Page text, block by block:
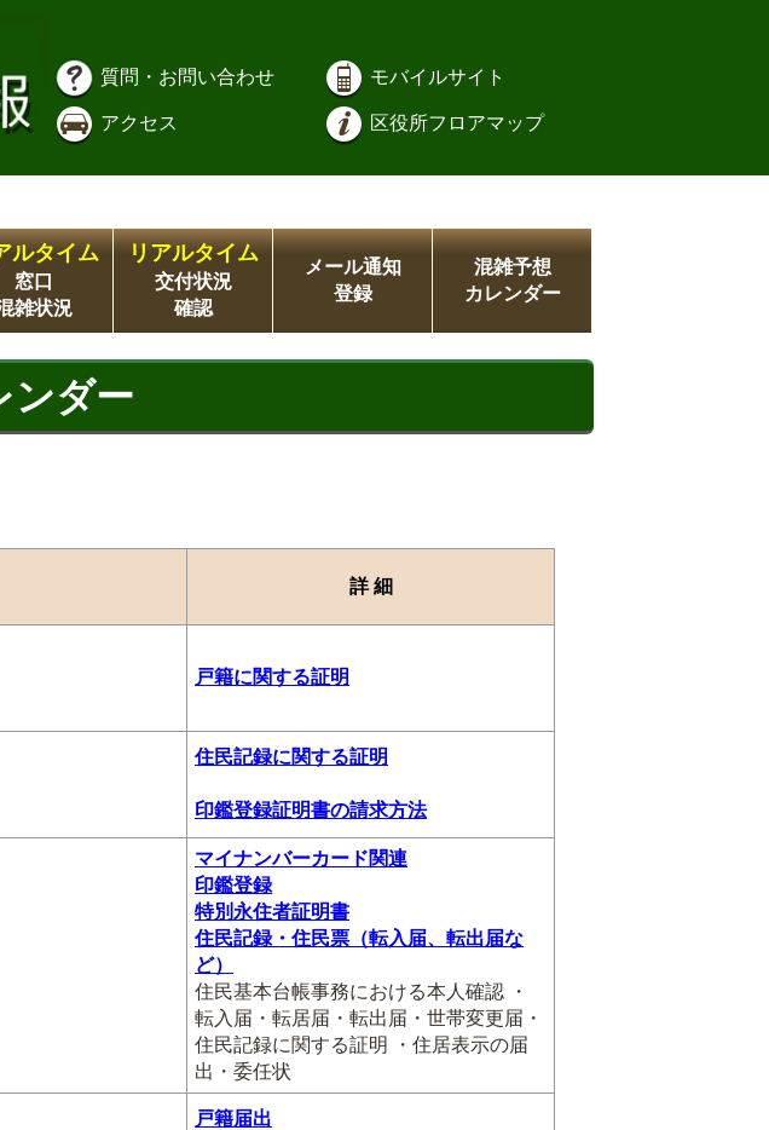
質問・お問い合わせ モバイルサイト
アクセス 区役所フロアマップ
ルタイム
窓口
雑状況
リアルタイム
交付状況
確認
メール通知
登録
混雑予想
カレンダー
ンダー
詳 細
戸籍に関する証明
住民記録に関する証明
印鑑登録証明書の請求方法
マイナンバーカード関連
印鑑登録
特別永住者証明書
住民記録・住民票（転入届、転出届な
ど）
住民基本台帳事務における本人確認 ・
転入届・転居届・転出届・世帯変更届・
住民記録に関する証明 ・住居表示の届
出・委任状
戸籍届出